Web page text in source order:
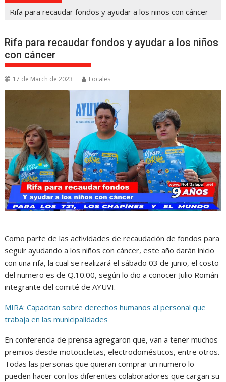
Rifa para recaudar fondos y ayudar a los niños con cáncer
Rifa para recaudar fondos y ayudar a los niños
con cáncer
17 de March de 2023 Locales
Como parte de las actividades de recaudación de fondos para
seguir ayudando a los niños con cáncer, este año darán inicio
con una rifa, la cual se realizará el sábado 03 de junio, el costo
del numero es de Q.10.00, según lo dio a conocer Julio Román
integrante del comité de AYUVI.
MIRA: Capacitan sobre derechos humanos al personal que
trabaja en las municipalidades
En conferencia de prensa agregaron que, van a tener muchos
premios desde motocicletas, electrodomésticos, entre otros.
Todas las personas que quieran comprar un numero lo
pueden hacer con los diferentes colaboradores que cargan su